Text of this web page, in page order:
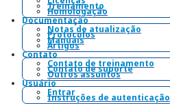
Treinamento
Homologação
Documentação
Notas de atualização
Protocolos
Manuais
Artigos
Contato
Contato de treinamento
Contato de suporte
Outros assuntos
Usuário
Entrar
Instruções de autenticação